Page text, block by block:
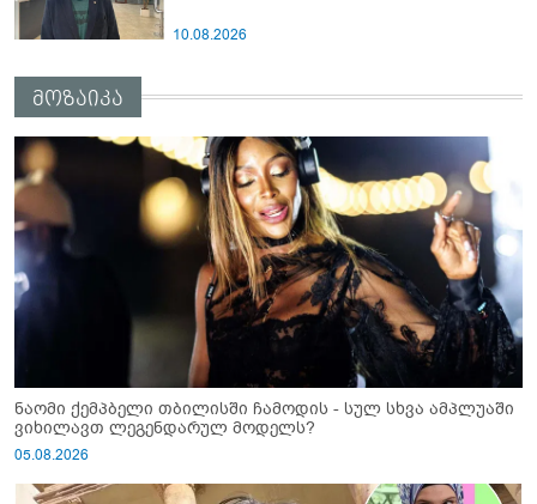
10.08.2026
მოზაიკა
ნაომი ქემპბელი თბილისში ჩამოდის - სულ სხვა ამპლუაში
ვიხილავთ ლეგენდარულ მოდელს?
05.08.2026